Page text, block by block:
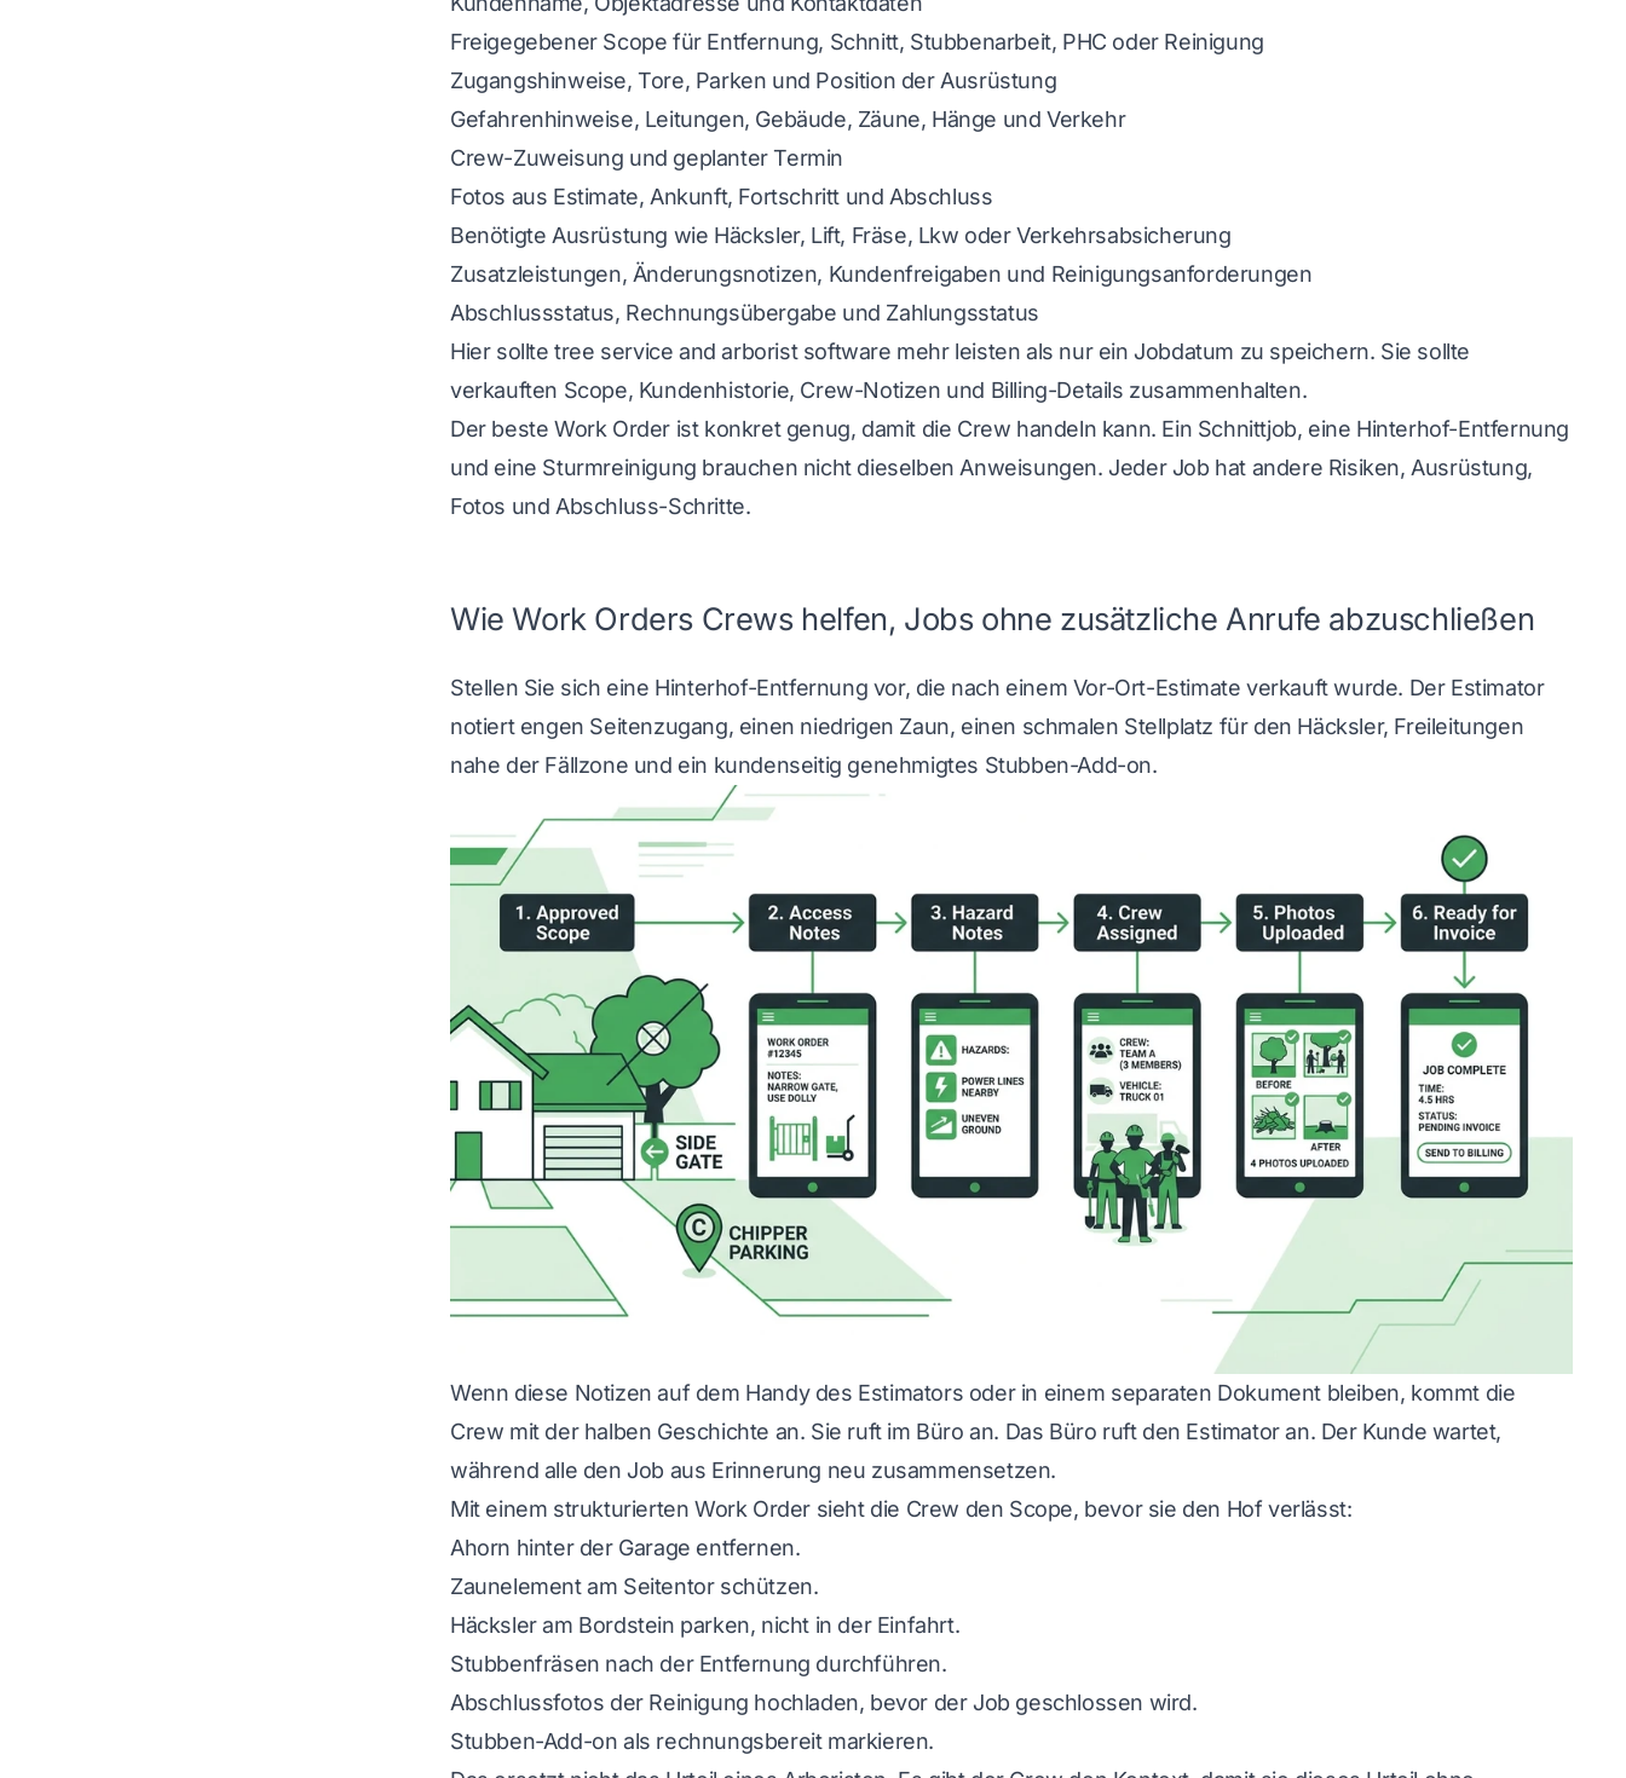
Freigegebener Scope für Entfernung, Schnitt, Stubbenarbeit, PHC oder Reinigung
Zugangshinweise, Tore, Parken und Position der Ausrüstung
Gefahrenhinweise, Leitungen, Gebäude, Zäune, Hänge und Verkehr
Crew-Zuweisung und geplanter Termin
Fotos aus Estimate, Ankunft, Fortschritt und Abschluss
Benötigte Ausrüstung wie Häcksler, Lift, Fräse, Lkw oder Verkehrsabsicherung
Zusatzleistungen, Änderungsnotizen, Kundenfreigaben und Reinigungsanforderungen
Abschlussstatus, Rechnungsübergabe und Zahlungsstatus
Hier solltetree service and arborist software mehr leisten als nur ein Jobdatum zu speichern. Sie sollte
verkauften Scope, Kundenhistorie, Crew-Notizen und Billing-Details zusammenhalten.
Der beste Work Order ist konkret genug, damit die Crew handeln kann. Ein Schnittjob, eine Hinterhof-Entfernung
und eine Sturmreinigung brauchen nicht dieselben Anweisungen. Jeder Job hat andere Risiken, Ausrüstung,
Fotos und Abschluss-Schritte.
Wie Work Orders Crews helfen, Jobs ohne zusätzliche Anrufe abzuschließen
Stellen Sie sich eine Hinterhof-Entfernung vor, die nach einem Vor-Ort-Estimate verkauft wurde. Der Estimator
notiert engen Seitenzugang, einen niedrigen Zaun, einen schmalen Stellplatz für den Häcksler, Freileitungen
nahe der Fällzone und ein kundenseitig genehmigtes Stubben-Add-on.
Wenn diese Notizen auf dem Handy des Estimators oder in einem separaten Dokument bleiben, kommt die
Crew mit der halben Geschichte an. Sie ruft im Büro an. Das Büro ruft den Estimator an. Der Kunde wartet,
während alle den Job aus Erinnerung neu zusammensetzen.
Mit einem strukturierten Work Order sieht die Crew den Scope, bevor sie den Hof verlässt:
Ahorn hinter der Garage entfernen.
Zaunelement am Seitentor schützen.
Häcksler am Bordstein parken, nicht in der Einfahrt.
Stubbenfräsen nach der Entfernung durchführen.
Abschlussfotos der Reinigung hochladen, bevor der Job geschlossen wird.
Stubben-Add-on als rechnungsbereit markieren.